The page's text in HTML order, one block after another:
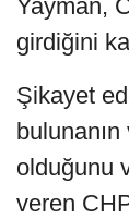
Yayman,
girdiğini
Şikayet
olduğunu
veren